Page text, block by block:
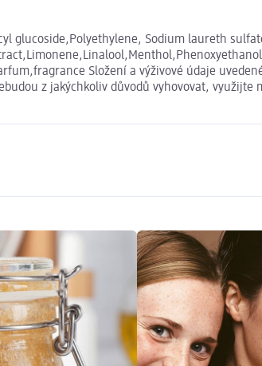
glucoside,Polyethylene, Sodium laureth
Složení a výživové údaje
z jakýchkoliv důvodů vyhovovat,